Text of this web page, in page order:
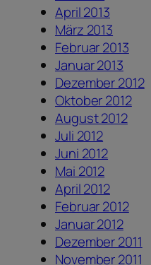
April 2013
März 2013
Februar 2013
Januar 2013
Dezember 2012
Oktober 2012
August 2012
Juli 2012
Juni 2012
Mai 2012
April 2012
Februar 2012
Januar 2012
Dezember 2011
November 2011